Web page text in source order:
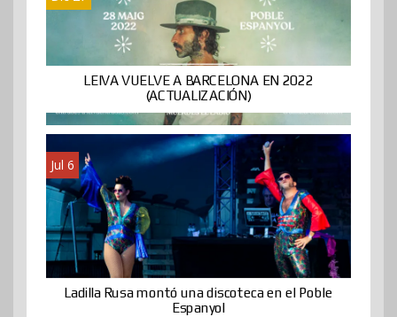
LEIVA VUELVE A BARCELONA EN 2022
(ACTUALIZACIÓN)
Jul 6
Ladilla Rusa montó una discoteca en el Poble
Espanyol